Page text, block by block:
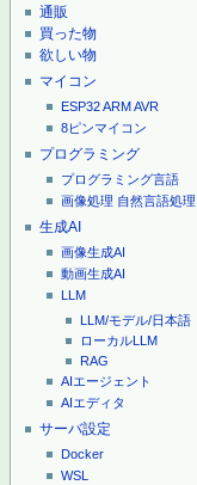
通販
買った物
欲しい物
マイコン
ESP32ARMAVR
8ピンマイコン
プログラミング
プログラミング言語
画像処理 自然言語処理
生成AI
画像生成AI
動画生成AI
LLM
LLM/モデル/日本語
ローカルLLM
RAG
AIエージェント
AIエディタ
サーバ設定
Docker
WSL